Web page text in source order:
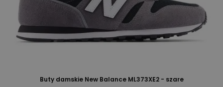
Buty damskie New Balance ML373XE2 - szare